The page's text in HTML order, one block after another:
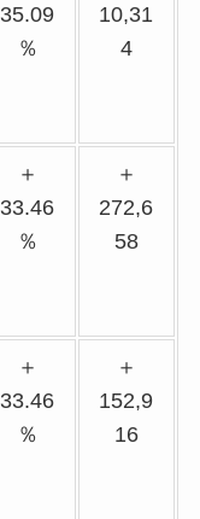
35.09
％
10,31
4
＋
33.46
％
＋
272,6
58
＋
33.46
％
＋
152,9
16